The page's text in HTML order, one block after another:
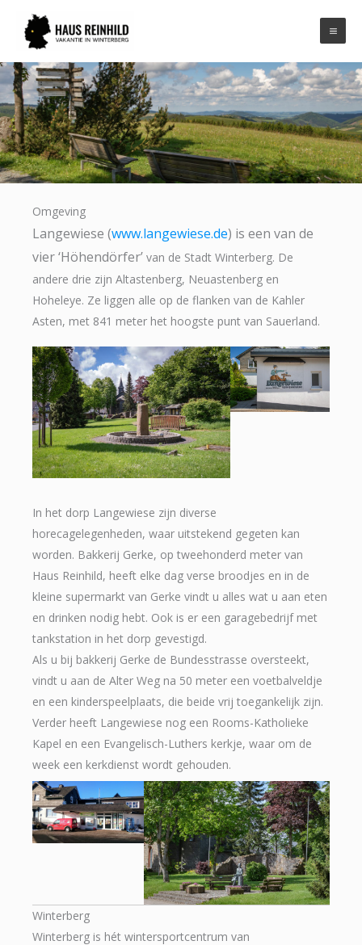
inhoud
Omgeving
Omgeving
Langewiese (www.langewiese.de) is een van de
vier ‘Höhendörfer’van de Stadt Winterberg. De
andere drie zijn Altastenberg, Neuastenberg en
Hoheleye. Ze liggen alle op de flanken van de Kahler
Asten, met 841 meter het hoogste punt van Sauerland.
In het dorp Langewiese zijn diverse
horecagelegenheden, waar uitstekend gegeten kan
worden. Bakkerij Gerke, op tweehonderd meter van
Haus Reinhild, heeft elke dag verse broodjes en in de
kleine supermarkt van Gerke vindt u alles wat u aan eten
en drinken nodig hebt. Ook is er een garagebedrijf met
tankstation in het dorp gevestigd.
Als u bij bakkerij Gerke de Bundesstrasse oversteekt,
vindt u aan de Alter Weg na 50 meter een voetbalveldje
en een kinderspeelplaats, die beide vrij toegankelijk zijn.
Verder heeft Langewiese nog een Rooms-Katholieke
Kapel en een Evangelisch-Luthers kerkje, waar om de
week een kerkdienst wordt gehouden.
Winterberg
Winterberg is hét wintersportcentrum van